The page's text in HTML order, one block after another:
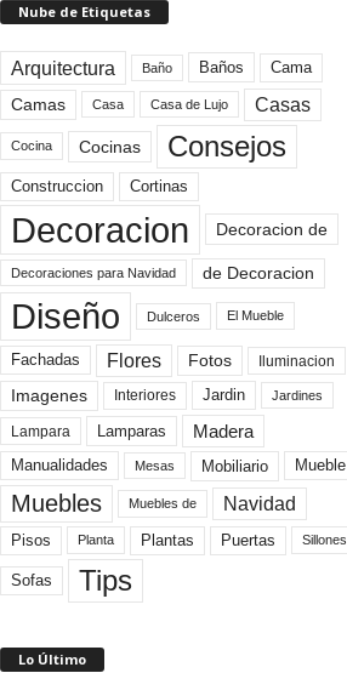
Nube de Etiquetas
Arquitectura Baño Baños Cama
Camas Casa Casa de Lujo Casas
Cocina Cocinas Consejos
Construccion Cortinas
Decoracion Decoracion de
Decoraciones para Navidad de Decoracion
Diseño Dulceros El Mueble
Fachadas Flores Fotos Iluminacion
Imagenes Interiores Jardin Jardines
Lampara Lamparas Madera
Manualidades Mesas Mobiliario Mueble
Muebles Muebles de Navidad
Pisos Planta Plantas Puertas Sillones
Sofas Tips
Lo Último